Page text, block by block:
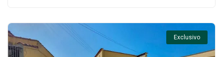
Exclusivo